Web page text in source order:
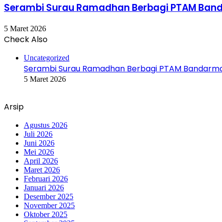
Serambi Surau Ramadhan Berbagi PTAM
5 Maret 2026
Check Also
Uncategorized
Serambi Surau Ramadhan Berbagi PTAM
5 Maret 2026
Arsip
Agustus 2026
Juli 2026
Juni 2026
Mei 2026
April 2026
Maret 2026
Februari 2026
Januari 2026
Desember 2025
November 2025
Oktober 2025